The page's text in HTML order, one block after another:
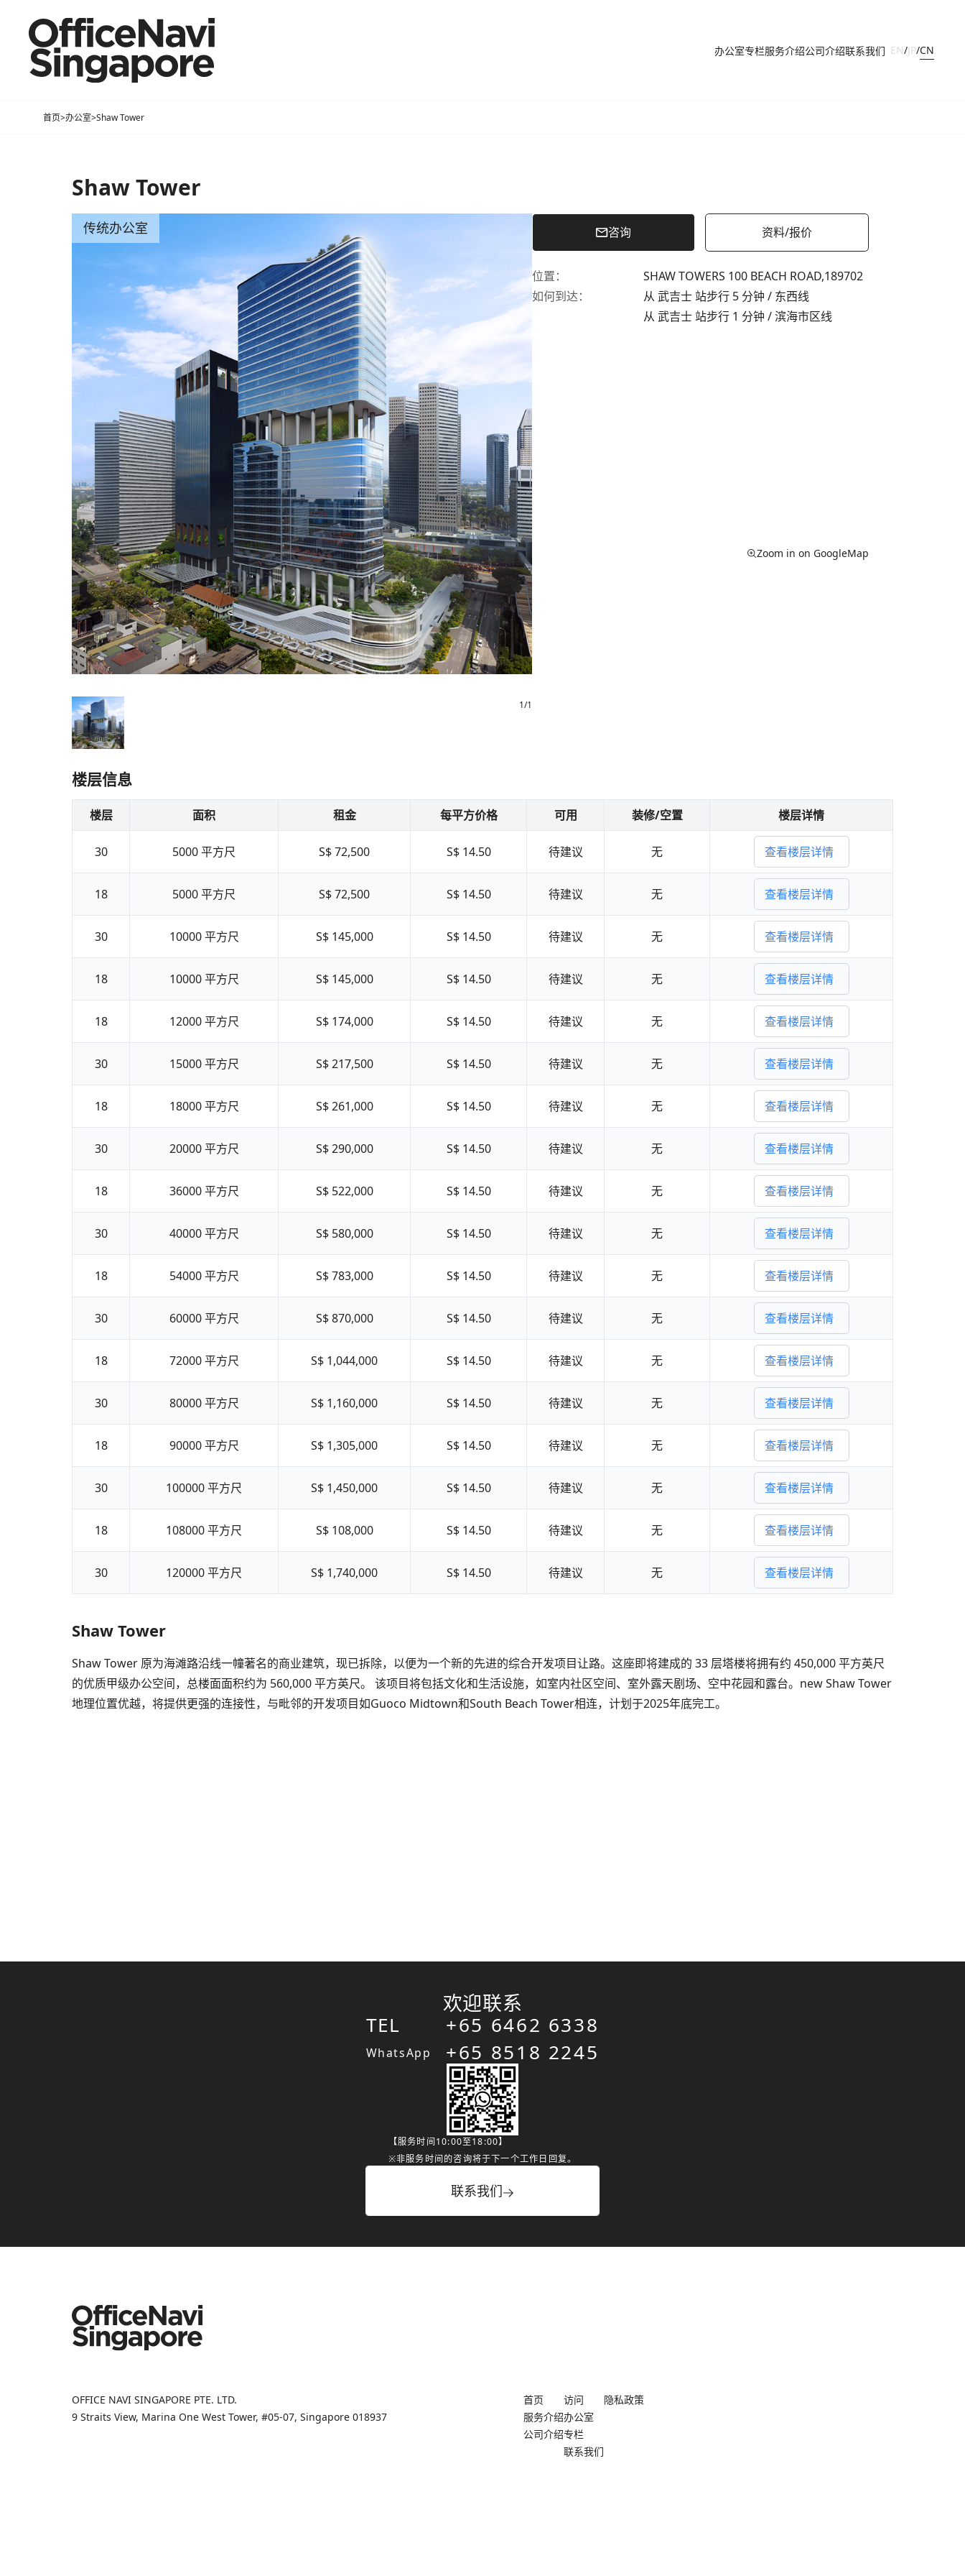
办公室专栏服务介绍公司介绍联系我们 EN/JP/CN
首页>办公室>Shaw Tower
Shaw Tower
传统办公室
1/1
咨询 资料/报价
位置： SHAW TOWERS 100 BEACH ROAD,189702
如何到达：
从 武吉士 站步行 5 分钟 / 东西线
从 武吉士 站步行 1 分钟 / 滨海市区线
Zoom in on GoogleMap
楼层信息
楼层 面积 租金 每平方价格 可用 装修/空置 楼层详情
30 5000平方尺 S$ 72,500 S$ 14.50 待建议 无 查看楼层详情
18 5000平方尺 S$ 72,500 S$ 14.50 待建议 无 查看楼层详情
30 10000 平方尺 S$ 145,000 S$ 14.50 待建议 无 查看楼层详情
18 10000 平方尺 S$ 145,000 S$ 14.50 待建议 无 查看楼层详情
18 12000 平方尺 S$ 174,000 S$ 14.50 待建议 无 查看楼层详情
30 15000 平方尺 S$ 217,500 S$ 14.50 待建议 无 查看楼层详情
18 18000 平方尺 S$ 261,000 S$ 14.50 待建议 无 查看楼层详情
30 20000 平方尺 S$ 290,000 S$ 14.50 待建议 无 查看楼层详情
18 36000 平方尺 S$ 522,000 S$ 14.50 待建议 无 查看楼层详情
30 40000 平方尺 S$ 580,000 S$ 14.50 待建议 无 查看楼层详情
18 54000 平方尺 S$ 783,000 S$ 14.50 待建议 无 查看楼层详情
30 60000 平方尺 S$ 870,000 S$ 14.50 待建议 无 查看楼层详情
18 72000 平方尺 S$ 1,044,000 S$ 14.50 待建议 无 查看楼层详情
30 80000 平方尺 S$ 1,160,000 S$ 14.50 待建议 无 查看楼层详情
18 90000 平方尺 S$ 1,305,000 S$ 14.50 待建议 无 查看楼层详情
30 100000平方尺 S$ 1,450,000 S$ 14.50 待建议 无 查看楼层详情
18 108000平方尺 S$ 108,000 S$ 14.50 待建议 无 查看楼层详情
30 120000平方尺 S$ 1,740,000 S$ 14.50 待建议 无 查看楼层详情
Shaw Tower
Shaw Tower 原为海滩路沿线一幢著名的商业建筑，现已拆除，以便为一个新的先进的综合开发项目让路。这座即将建成的 33 层塔楼将拥有约 450,000 平方英尺
的优质甲级办公空间，总楼面面积约为 560,000 平方英尺。 该项目将包括文化和生活设施，如室内社区空间、室外露天剧场、空中花园和露台。new Shaw Tower
地理位置优越，将提供更强的连接性，与毗邻的开发项目如Guoco Midtown和South Beach Tower相连，计划于2025年底完工。
欢迎联系
TEL
WhatsApp
+65 6462 6338
+65 8518 2245
【服务时间10:00至18:00】
※非服务时间的咨询将于下一个工作日回复。
联系我们
OFFICE NAVI SINGAPORE PTE. LTD.
9 Straits View, Marina One West Tower, #05-07, Singapore 018937
首页
服务介绍
公司介绍
访问
办公室
专栏
联系我们
隐私政策